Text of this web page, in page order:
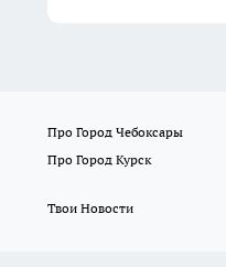
Про Город Чебоксары
Про Город Курск
Твои Новости